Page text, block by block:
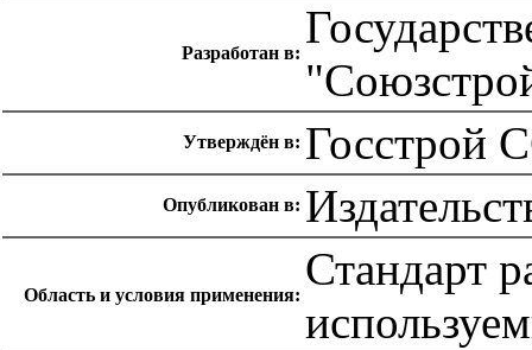
Разработан в:
Утверждён в: Госстрой
Опубликован в:
Область и условия применения:
Стандарт